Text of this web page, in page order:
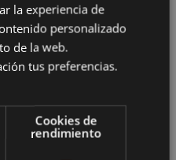
expositivos
Santiago
la experiencia de
personalizado
de la web.
tus preferencias.
Cookies de
rendimiento